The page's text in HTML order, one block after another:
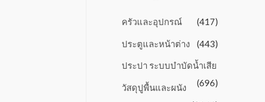
ครัวและอุปกรณ์ (417)
ประตูและหน้าต่าง (443)
ประปา ระบบบำบัดน้ำเสีย
(696)
วัสดุปูพื้นและผนัง